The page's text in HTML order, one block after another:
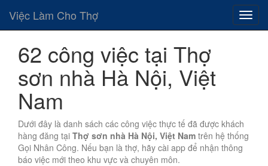
Việc Làm Cho Thợ
62 công việc tại Thợ
sơn nhà Hà Nội, Việt
Nam
Dưới đây là danh sách các công việc thực tế đã được khách
hàng đăng tại Thợ sơn nhà Hà Nội, Việt Nam trên hệ thống
Gọi Nhân Công. Nếu bạn là thợ, hãy cài app để nhận thông
báo việc mới theo khu vực và chuyên môn.